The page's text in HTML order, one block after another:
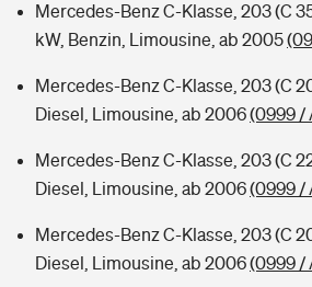
Mercedes-Benz C-Klasse, 203 (C
kW, Benzin, Limousine, ab 2005
Mercedes-Benz C-Klasse, 203 (C
Diesel, Limousine, ab 2006(0999 /
Mercedes-Benz C-Klasse, 203 (C
Diesel, Limousine, ab 2006(0999 /
Mercedes-Benz C-Klasse, 203 (C
Diesel, Limousine, ab 2006(0999 /